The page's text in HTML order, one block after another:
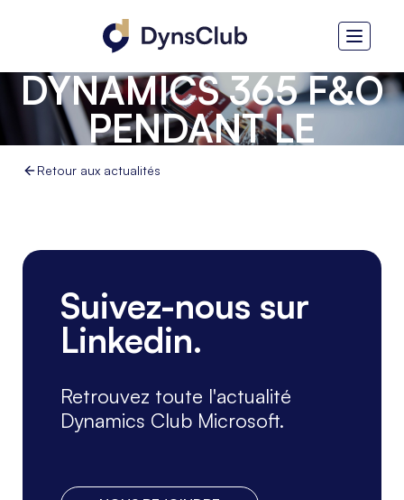
INTÉGRATION DE
DYNAMICS 365 F&O
PENDANT LE
CONFINEMENT
Retour aux actualités
Suivez-nous sur
Linkedin.
Retrouvez toute l'actualité
Dynamics Club Microsoft.